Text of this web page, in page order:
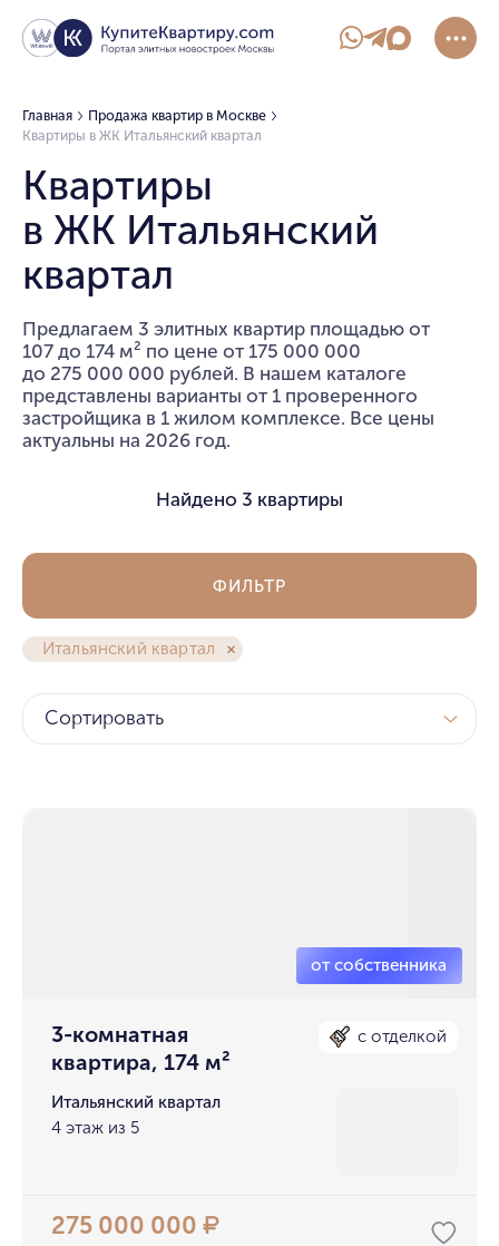
Главная
Продажа квартир в Москве
Квартиры в ЖК Итальянский квартал
Квартиры
в ЖК Итальянский
квартал
Предлагаем 3 элитных квартир площадью от
107 до 174 м² по цене от 175 000 000
до 275 000 000 рублей. В нашем каталоге
представлены варианты от 1 проверенного
застройщика в 1 жилом комплексе. Все цены
актуальны на 2026 год.
Найдено 3 квартиры
Итальянский квартал
ФИЛЬТР
Сортировать
3-комнатная
квартира, 174 м²
с отделкой
Итальянский квартал
4 этаж из 5
275 000 000₽